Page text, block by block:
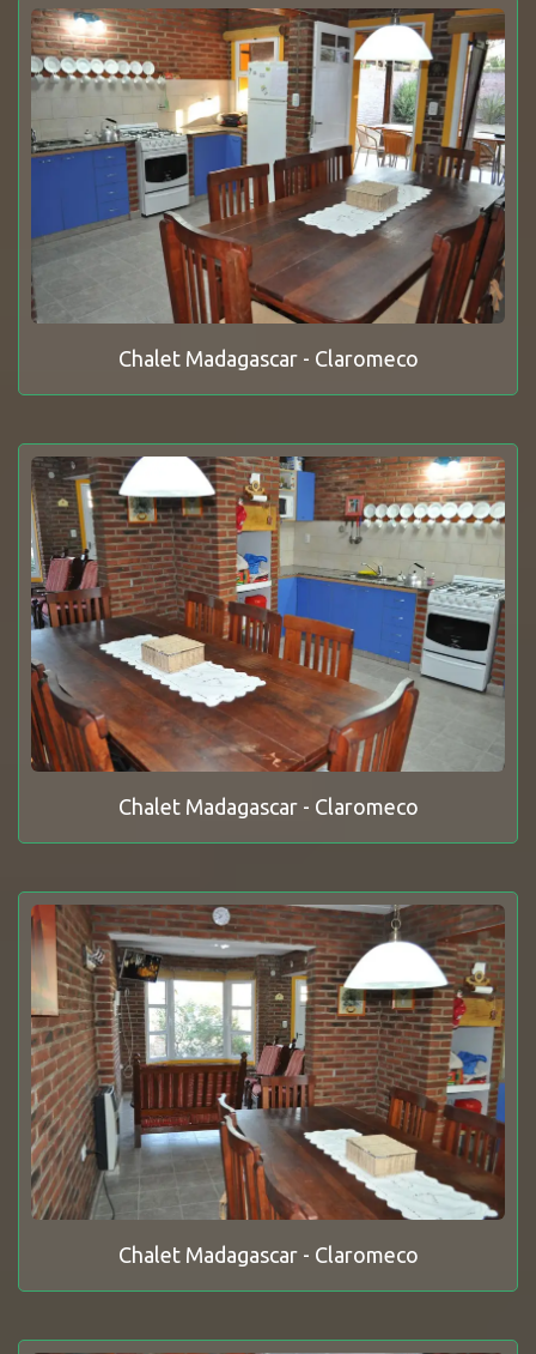
Chalet Madagascar - Claromeco
Chalet Madagascar - Claromeco
Chalet Madagascar - Claromeco